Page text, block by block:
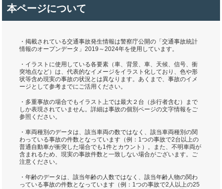
本ページについて
・掲載されている交通事故発生情報は警察庁公開の「交通事故統計
情報のオープンデータ」2019～2024年を使用しています。
・イラストに使用している各要素（車、背景、車、天候、信号、衝
突地点など）は、代表的なイメージをイラスト化しており、色や形
状等含め現実の事故の状況とは異なります。あくまで、事故のイメ
ージとして参考までにご活用ください。
・多重事故の場合でもイラスト上では最大２台（歩行者含む）まで
しか表現されていません。詳細は事故の個別ページの文字情報をご
参照ください。
・車両種別のデータは、該当車両の数ではなく、該当車両種別の関
わっている事故の件数となっています（例：1つの事故で2台以上の
普通自動車が衝突した場合でも1件とカウント）。また、不明車両が
含まれるため、現実の事故件数と一致しない場合がございます。ご
注意ください。
・年齢のデータは、該当年齢の人数ではなく、該当年齢人物の関わ
っている事故の件数となっています（例：1つの事故で2人以上の25